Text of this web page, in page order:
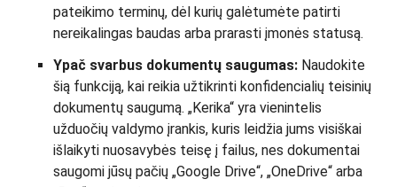
pateikimo terminų, dėl kurių galėtumėte patirti
nereikalingas baudas arba prarasti įmonės statusą.
Ypač svarbus dokumentų saugumas: Naudokite
šią funkciją, kai reikia užtikrinti konfidencialių teisinių
dokumentų saugumą. „Kerika“ yra vienintelis
užduočių valdymo įrankis, kuris leidžia jums visiškai
išlaikyti nuosavybės teisę į failus, nes dokumentai
saugomi jūsų pačių „Google Drive“, „OneDrive“ arba